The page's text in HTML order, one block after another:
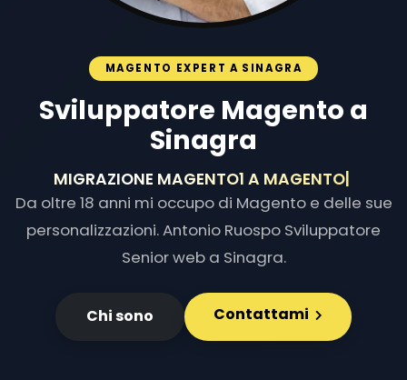
MAGENTO EXPERT A SINAGRA
Sviluppatore Magento a
Sinagra
MIGRAZIONE MAGENTO1 A MAG|
Da oltre 18 anni mi occupo di Magento e delle sue
personalizzazioni. Antonio Ruospo Sviluppatore
Senior web a Sinagra.
Chi sono Contattami